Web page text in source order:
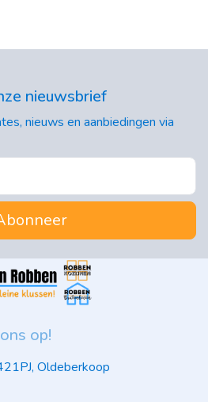
nieuwsbrief
nieuws en aanbiedingen via
op!
Oldeberkoop